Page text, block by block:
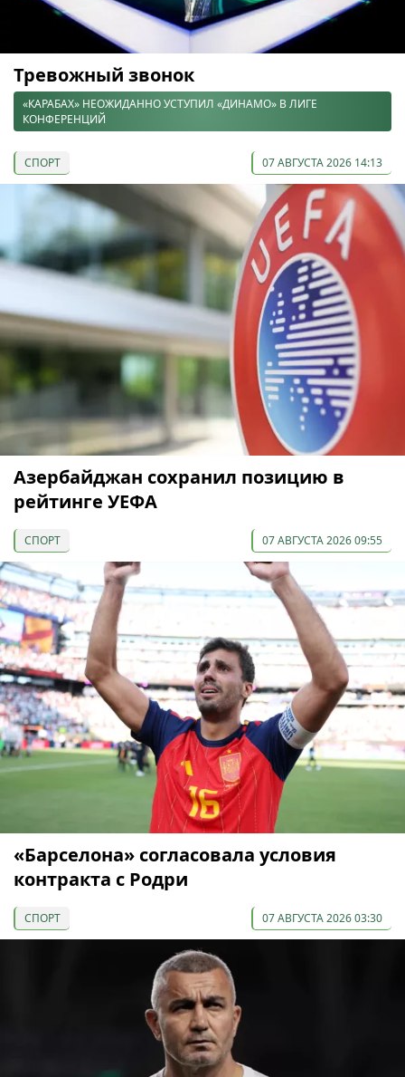
Тревожный звонок
«КАРАБАХ» НЕОЖИДАННО УСТУПИЛ «ДИНАМО» В ЛИГЕ
КОНФЕРЕНЦИЙ
СПОРТ 07 АВГУСТА 2026 14:13
Азербайджан сохранил позицию в
рейтинге УЕФА
СПОРТ 07 АВГУСТА 2026 09:55
«Барселона» согласовала условия
контракта с Родри
СПОРТ 07 АВГУСТА 2026 03:30